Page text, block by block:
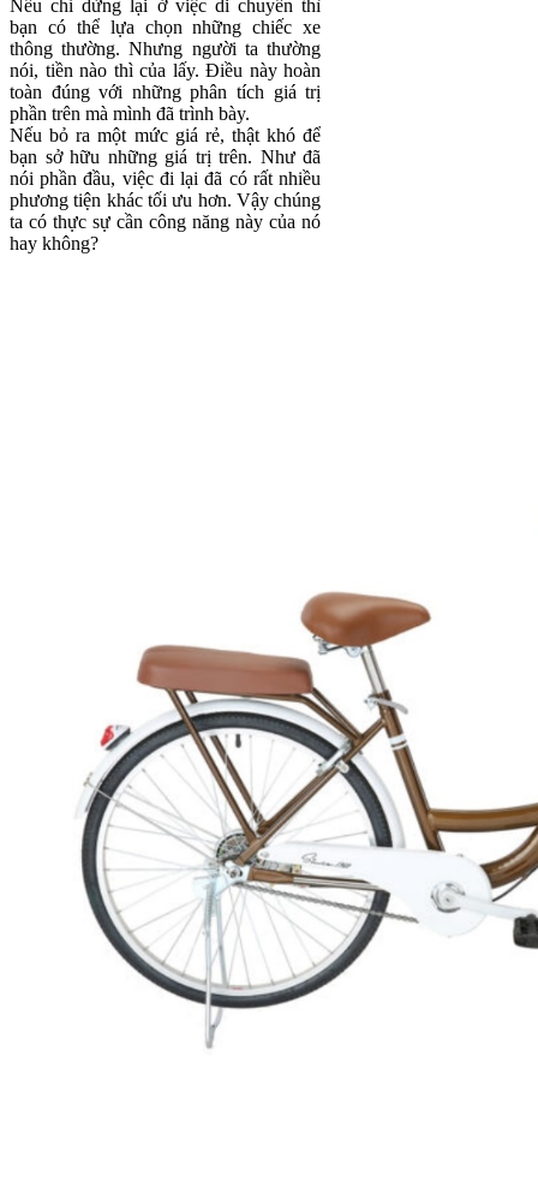
Nếu chỉ dừng lại ở việc di chuyển thì
bạn có thể lựa chọn những chiếc xe
thông thường. Nhưng người ta thường
nói, tiền nào thì của lấy. Điều này hoàn
toàn đúng với những phân tích giá trị
phần trên mà mình đã trình bày.
Nếu bỏ ra một mức giá rẻ, thật khó để
bạn sở hữu những giá trị trên. Như đã
nói phần đầu, việc đi lại đã có rất nhiều
phương tiện khác tối ưu hơn. Vậy chúng
ta có thực sự cần công năng này của nó
hay không?